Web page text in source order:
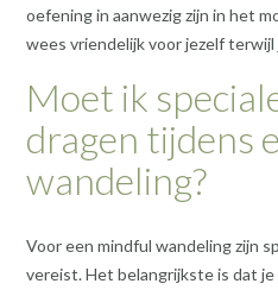
oefening in aanwezig zijn in het
wees vriendelijk voor jezelf
Moet ik
dragen tijdens
wandeling?
Voor een mindful wandeling zijn
vereist. Het belangrijkste is dat